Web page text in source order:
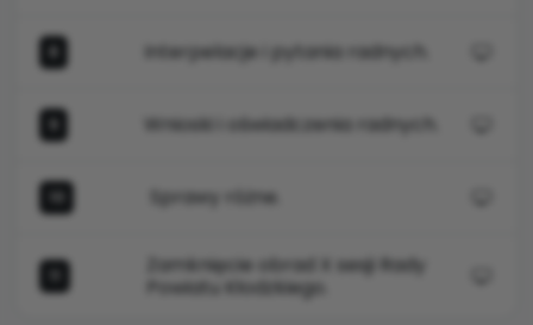
Interpelacje i pytania radnych.
Wnioski i oświadczenia radnych.
Sprawy różne.
Zamknięcie obrad X sesji Rady
Powiatu Kłodzkiego.